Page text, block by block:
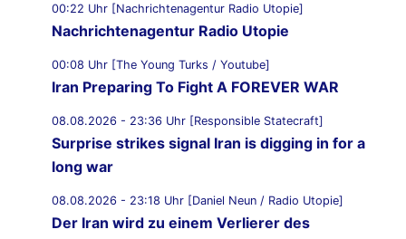
00:22 Uhr [Nachrichtenagentur Radio Utopie]
Nachrichtenagentur Radio Utopie
00:08 Uhr [The Young Turks / Youtube]
Iran Preparing To Fight A FOREVER WAR
08.08.2026 - 23:36 Uhr [Responsible Statecraft]
Surprise strikes signal Iran is digging in for a
long war
08.08.2026 - 23:18 Uhr [Daniel Neun / Radio Utopie]
Der Iran wird zu einem Verlierer des